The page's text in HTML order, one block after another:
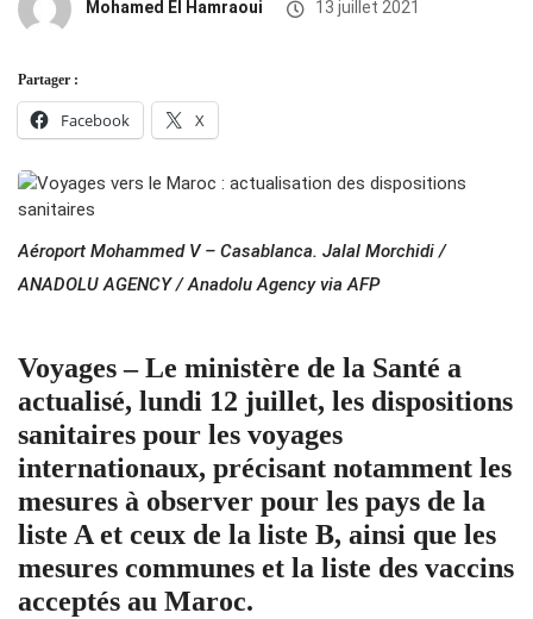
Mohamed El Hamraoui 13 juillet 2021
Partager :
Facebook X
Aéroport Mohammed V – Casablanca. Jalal Morchidi /
ANADOLU AGENCY / Anadolu Agency via AFP
Voyages – Le ministère de la Santé a
actualisé, lundi 12 juillet, les dispositions
sanitaires pour les voyages
internationaux, précisant notamment les
mesures à observer pour les pays de la
liste A et ceux de la liste B, ainsi que les
mesures communes et la liste des vaccins
acceptés au Maroc.